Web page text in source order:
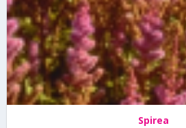
Spirea